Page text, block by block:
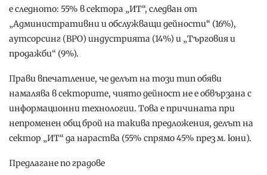
е следното: 55% в сектора „ИТ“, следван от
„Административни и обслужващи дейности“ (16%),
аутсорсинг (BPO) индустрията (14%) и „Търговия и
продажби“ (9%).
Прави впечатление, че делът на този тип обяви
намалява в секторите, чиято дейност не е обвързана с
информационни технологии. Това е причината при
непроменен общ брой на такива предложения, делът на
сектор „ИТ“ да нараства (55% спрямо 45% през м. юни).
Предлагане по градове